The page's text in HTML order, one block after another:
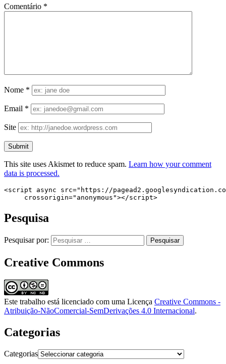
Comentário *
Nome *
Email *
Site
This site uses Akismet to reduce spam. Learn how your comment
data is processed.
<script async src="https://
     crossorigin="anonymous"></script>
Pesquisa
Pesquisar por:
Creative Commons
Este trabalho está licenciado com uma Licença Creative Commons -
Atribuição-NãoComercial-SemDerivações 4.0 Internacional.
Categorias
Categorias